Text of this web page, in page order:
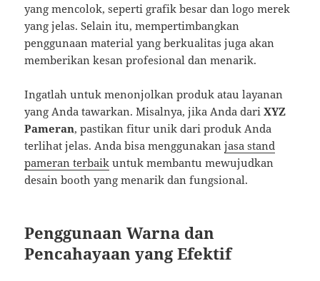
yang mencolok, seperti grafik besar dan logo merek
yang jelas. Selain itu, mempertimbangkan
penggunaan material yang berkualitas juga akan
memberikan kesan profesional dan menarik.
Ingatlah untuk menonjolkan produk atau layanan
yang Anda tawarkan. Misalnya, jika Anda dariXYZ
Pameran, pastikan fitur unik dari produk Anda
terlihat jelas. Anda bisa menggunakanjasa stand
pameran terbaik untuk membantu mewujudkan
desain booth yang menarik dan fungsional.
Penggunaan Warna dan
Pencahayaan yang Efektif